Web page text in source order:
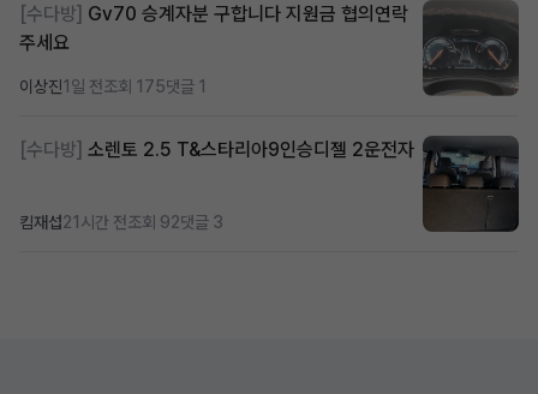
[수다방] Gv70 승계자분 구합니다 지원금 협의연락
주세요
이상진1일 전조회 175댓글 1
[수다방] 소렌토 2.5 T&스타리아9인승디젤 2운전자
킴재섭21시간 전조회 92댓글 3